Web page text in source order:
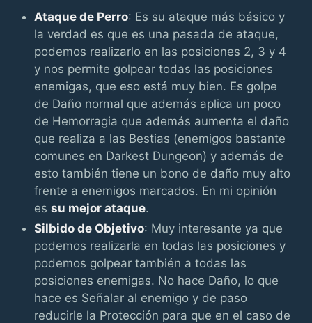
Ataque de Perro: Es su ataque más básico y
la verdad es que es una pasada de ataque,
podemos realizarlo en las posiciones 2, 3 y 4
y nos permite golpear todas las posiciones
enemigas, que eso está muy bien. Es golpe
de Daño normal que además aplica un poco
de Hemorragia que además aumenta el daño
que realiza a las Bestias (enemigos bastante
comunes en Darkest Dungeon) y además de
esto también tiene un bono de daño muy alto
frente a enemigos marcados. En mi opinión
essu mejor ataque.
Silbido de Objetivo: Muy interesante ya que
podemos realizarla en todas las posiciones y
podemos golpear también a todas las
posiciones enemigas. No hace Daño, lo que
hace es Señalar al enemigo y de paso
reducirle la Protección para que en el caso de